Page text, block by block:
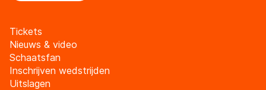
Tickets
Nieuws & video
Schaatsfan
Inschrijven wedstrijden
Uitslagen